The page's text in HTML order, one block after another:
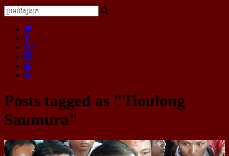
Posts tagged as "Tioulong
Saumura"